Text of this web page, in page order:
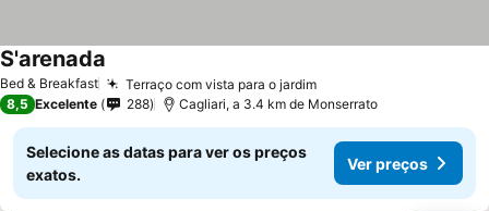
Bed & Breakfast Terraço com vista para o jardim
S'arenada
8,5 Excelente 288 Cagliari, a 3.4 km de Monserrato
Selecione as datas para ver os preços
exatos.
Ver preços